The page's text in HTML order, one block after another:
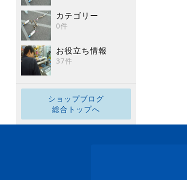
カテゴリー
0件
お役立ち情報
37件
ショップブログ
総合トップへ